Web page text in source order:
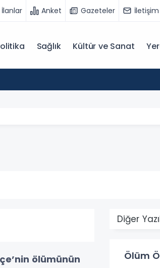
İlanlar Anket Gazeteler İletişim
Sağlık Kültür ve Sanat
ölümünün
Diğer
Ölüm